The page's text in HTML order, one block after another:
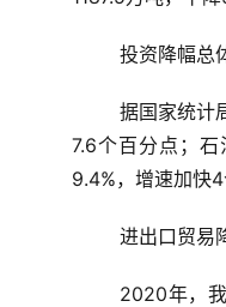
投资降幅总
据国家统计
7.6个百分点；
9.4%，增速加快
进出口贸易
2020年，